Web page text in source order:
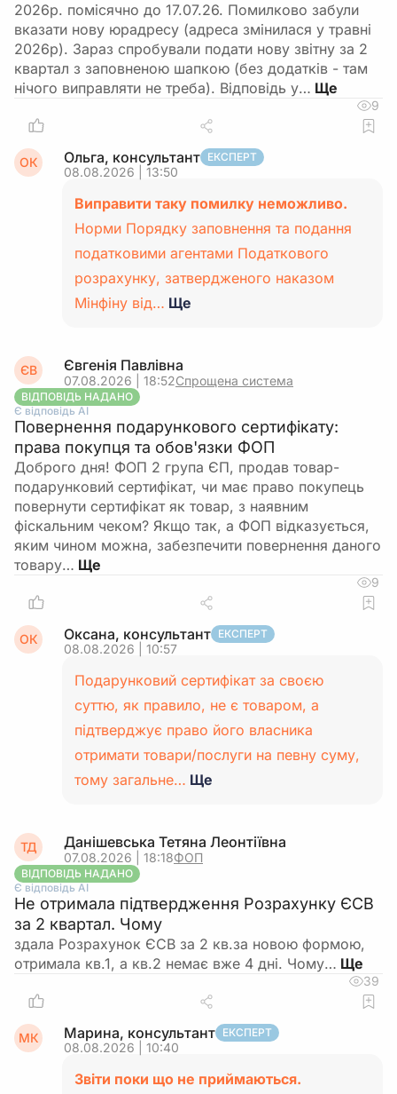
2026р. помісячно до 17.07.26. Помилково забули
вказати нову юрадресу (адреса змінилася у травні
2026р). Зараз спробували подати нову звітну за 2
квартал з заповненою шапкою (без додатків - там
нічого виправляти не треба). Відповідь у…
9
ОК Ольга, консультант ЕКСПЕРТ
08.08.2026 | 13:50
Виправити таку помилку неможливо.
Норми Порядку заповнення та подання
податковими агентами Податкового
розрахунку, затвердженого наказом
Мінфіну від… Ще
ЄВ Євгенія Павлівна
07.08.2026 | 18:52Спрощена система
ВІДПОВІДЬ НАДАНО
Є відповідь АІ
Повернення подарункового сертифікату:
права покупця та обов'язки ФОП
Доброго дня! ФОП 2 група ЄП, продав товар-
подарунковий сертифікат, чи має право покупець
повернути сертифікат як товар, з наявним
фіскальним чеком? Якщо так, а ФОП відказується,
яким чином можна, забезпечити повернення даного
товару…
9
ОК Оксана, консультант ЕКСПЕРТ
08.08.2026 | 10:57
Подарунковий сертифікат за своєю
суттю, як правило, не є товаром, а
підтверджує право його власника
отримати товари/послуги на певну суму,
тому загальне… Ще
ТД Данішевська Тетяна Леонтіївна
07.08.2026 | 18:18ФОП
ВІДПОВІДЬ НАДАНО
Є відповідь АІ
Не отримала підтвердження Розрахунку ЄСВ
за 2 квартал. Чому
здала Розрахунок ЄСВ за 2 кв.за новою формою,
отримала кв.1, а кв.2 немає вже 4 дні. Чому…
39
МК Марина, консультант ЕКСПЕРТ
08.08.2026 | 10:40
Звіти поки що не приймаються.